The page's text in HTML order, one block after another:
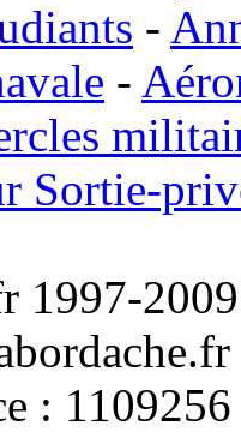
-
-
Sortie-
1997-
: 1109256